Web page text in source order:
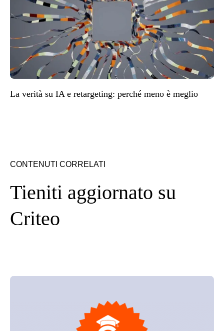
La verità su IA e retargeting: perché meno è meglio
CONTENUTI CORRELATI
Tieniti aggiornato su
Criteo